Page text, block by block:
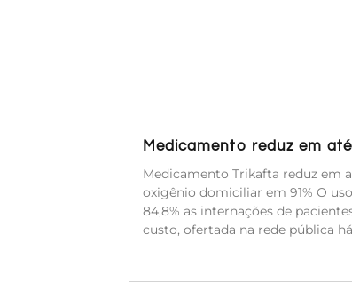
Medicamento reduz em
Medicamento Trikafta reduz em
oxigênio domiciliar em 91% O
84,8% as internações de
custo, ofertada na rede pública